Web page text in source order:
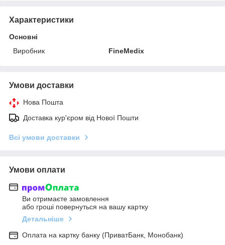
Характеристики
Основні
Виробник
FineMedix
Умови доставки
Нова Пошта
Доставка кур'єром від Нової Пошти
Всі умови доставки
Умови оплати
Ви отримаєте замовлення
або гроші повернуться на вашу картку
Детальніше
Оплата на картку банку (ПриватБанк, Монобанк)